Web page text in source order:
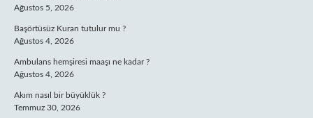
Ağustos 5, 2026
Başörtüsüz Kuran tutulur mu ?
Ağustos 4, 2026
Ambulans hemşiresi maaşı ne kadar ?
Ağustos 4, 2026
Akım nasıl bir büyüklük ?
Temmuz 30, 2026